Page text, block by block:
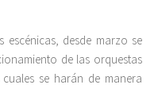
desde marzo se
de las orquestas
se harán de manera